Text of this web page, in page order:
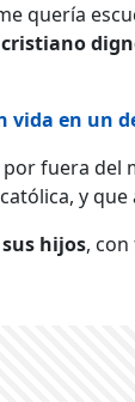
quería
en un
por fuera del
y
hijos,